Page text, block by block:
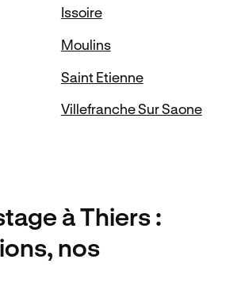
Issoire
Moulins
Saint Etienne
Villefranche Sur Saone
à Thiers:
nos